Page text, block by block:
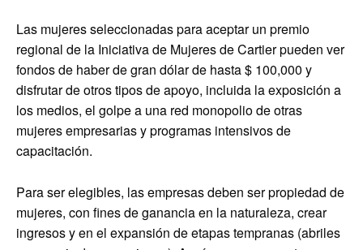
Las mujeres seleccionadas para aceptar un premio
regional de la Iniciativa de Mujeres de Cartier pueden ver
fondos de haber de gran dólar de hasta $ 100,000 y
disfrutar de otros tipos de apoyo, incluida la exposición a
los medios, el golpe a una red monopolio de otras
mujeres empresarias y programas intensivos de
capacitación.
Para ser elegibles, las empresas deben ser propiedad de
mujeres, con fines de ganancia en la naturaleza, crear
ingresos y en el expansión de etapas tempranas (abriles